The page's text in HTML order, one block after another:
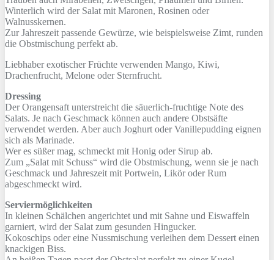
Winterlich wird der Salat mit Maronen, Rosinen oder
Walnusskernen.
Zur Jahreszeit passende Gewürze, wie beispielsweise Zimt, runden
die Obstmischung perfekt ab.
Liebhaber exotischer Früchte verwenden Mango, Kiwi,
Drachenfrucht, Melone oder Sternfrucht.
Dressing
Der Orangensaft unterstreicht die säuerlich-fruchtige Note des
Salats. Je nach Geschmack können auch andere Obstsäfte
verwendet werden. Aber auch Joghurt oder Vanillepudding eignen
sich als Marinade.
Wer es süßer mag, schmeckt mit Honig oder Sirup ab.
Zum „Salat mit Schuss“ wird die Obstmischung, wenn sie je nach
Geschmack und Jahreszeit mit Portwein, Likör oder Rum
abgeschmeckt wird.
Serviermöglichkeiten
In kleinen Schälchen angerichtet und mit Sahne und Eiswaffeln
garniert, wird der Salat zum gesunden Hingucker.
Kokoschips oder eine Nussmischung verleihen dem Dessert einen
knackigen Biss.